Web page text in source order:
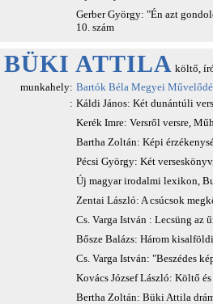
Gerber György: "Én azt
10. szám
BÜKI ATTILA költő,
munkahely: Bartók Béla Megyei
: Káldi János: Két dunántúli
Kerék Imre: Versről versre,
Bartha Zoltán: Képi
Pécsi György: Két
Új magyar irodalmi lexikon,
Zentai László: A csúcsok
Cs. Varga István : Lecsüng az
Bősze Balázs: Három
Cs. Varga István: "Beszédes
Kovács József László: Költő
Bertha Zoltán: Büki Attila